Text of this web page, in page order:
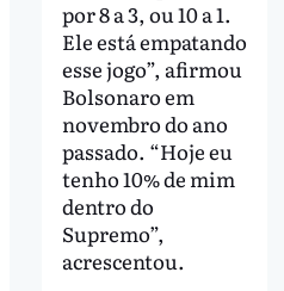
por 8 a 3, ou 10 a 1.
Ele está empatando
esse jogo”, afirmou
Bolsonaro em
novembro do ano
passado. “Hoje eu
tenho 10% de mim
dentro do
Supremo”,
acrescentou.